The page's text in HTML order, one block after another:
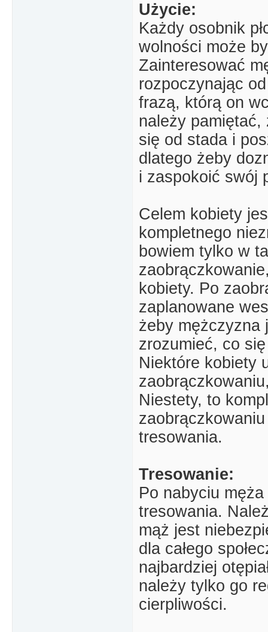
Użycie:
Każdy osobnik
wolności może
Zainteresować
rozpoczynając
frazą, którą on
należy pamiętać,
się od stada i
dlatego żeby
i zaspokoić swój
Celem kobiety
kompletnego
bowiem tylko w
kobiety. Po
zaplanowane
żeby mężczyzna
zrozumieć, co się
Niektóre kobiety
Niestety, to
tresowania.
Tresowanie:
Po nabyciu
tresowania.
mąż jest
dla całego
najbardziej
należy tylko go
cierpliwości.